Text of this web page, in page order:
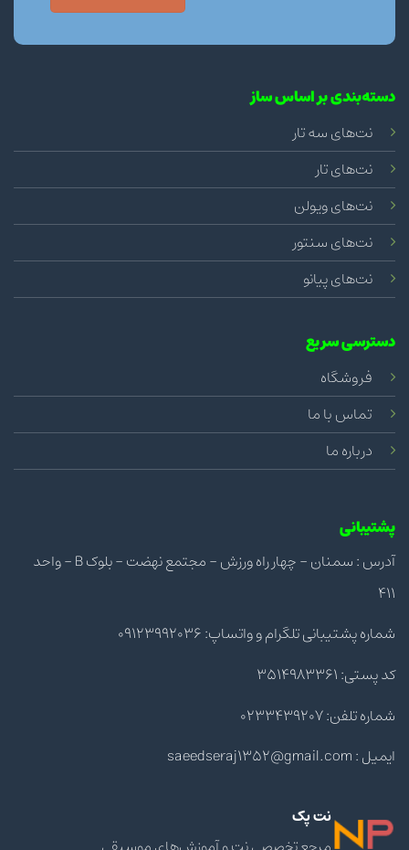
دسته‌بندی بر اساس ساز
نت‌های سه تار
نت‌های تار
نت‌های ویولن
نت‌های سنتور
نت‌های پیانو
دسترسی سریع
فروشگاه
تماس با ما
درباره ما
پشتیبانی
آدرس : سمنان - چهار راه ورزش - مجتمع نهضت - بلوک B - واحد
411
شماره پشتیبانی تلگرام و واتساپ: 09123992036
کد پستی: 3514983361
شماره تلفن: 0233439207
ایمیل : saeedseraj1352@gmail.com
نت پک